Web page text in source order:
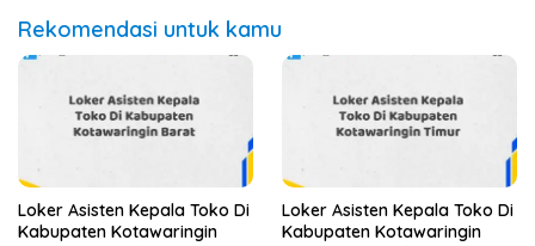
Rekomendasi untuk kamu
Loker Asisten Kepala Toko Di
Kabupaten Kotawaringin
Loker Asisten Kepala Toko Di
Kabupaten Kotawaringin